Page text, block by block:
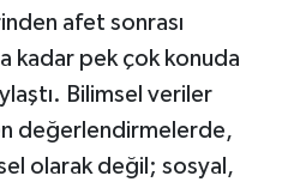
afet sonrası
kadar pek çok konuda
Bilimsel veriler
değerlendirmelerde,
olarak değil; sosyal,